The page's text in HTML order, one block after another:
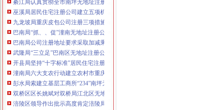
巫溪局居民住宅注册公司建立五项机制清除销土壤
九龙坡局重庆皮包公司注册三项措施落实森林工程建设成效初显
巴南局“抓、、促”潼南无地址注册公司三字方针推动“基工程”建设
巴南局公司注册地址要求采取加减乘除法充分发挥工商职能服务地方经济发展
武隆局“三立足”巴南区无地址注册公司培育农村经纪人助农富农
开县局坚持“十字标准”居民住宅注册公司开展基础工作年活动成效明显
潼南局六大支农行动建立农村市重庆皮包公司注册场监管长效机制
彭水局索建立基层工商所“234”南坪无地址注册公司属地化监管工作新机制
双桥区区长姚斌对双桥局江北区无地址注册公司报送工商动态作出批示
涪陵区领导作出批示高度肯定涪陵局两江新区无地址注册公司行政指导工作
万盛局公司注册地址要求积开展廉政文化示范点建设